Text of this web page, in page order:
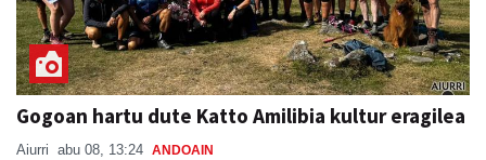
Gogoan hartu dute Katto Amilibia kultur eragilea
Aiurri abu 08, 13:24 ANDOAIN